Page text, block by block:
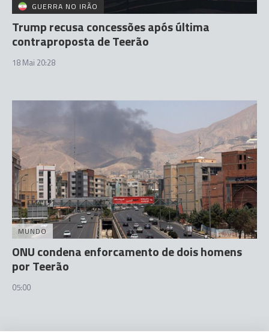
GUERRA NO IRÃO
Trump recusa concessões após última
contraproposta de Teerão
18 Mai 20:28
MUNDO
ONU condena enforcamento de dois homens
por Teerão
05:00